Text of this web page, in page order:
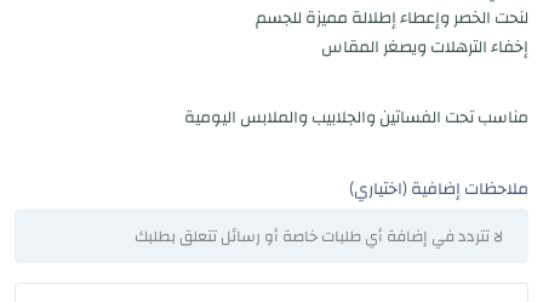
لنحت الخصر وإعطاء إطلالة مميزة للجسم
إخفاء الترهلات ويصغر المقاس
مناسب تحت الفساتين والجلابيب والملابس اليومية
ملاحظات إضافية (اختياري)